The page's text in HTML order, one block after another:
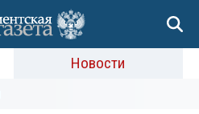
Новости